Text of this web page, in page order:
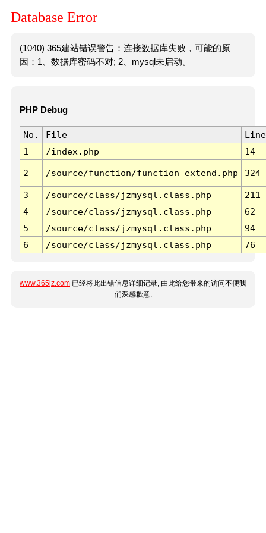
Database Error
(1040) 365建站错误警告：连接数据库失败，可能的原
因：1、数据库密码不对; 2、mysql未启动。
PHP Debug
No. File
Line
1
/index.php 14
2 /source/function/function_extend.php 324
3 /source/class/jzmysql.class.php
211
4
/source/class/jzmysql.class.php
62
5
/source/class/jzmysql.class.php
94
6
/source/class/jzmysql.class.php 76
www.365jz.com 已经将此出错信息详细记录, 由此给您带来的访问不便我
们深感歉意.